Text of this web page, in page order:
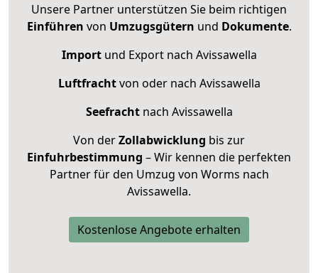
Unsere Partner unterstützen Sie beim richtigen
Einführen von Umzugsgütern und Dokumente.
Importund Export nach Avissawella
Luftfrachtvon oder nach Avissawella
Seefrachtnach Avissawella
Von derZollabwicklung bis zur
Einfuhrbestimmung – Wir kennen die perfekten
Partner für den Umzug von Worms nach
Avissawella.
Kostenlose Angebote erhalten